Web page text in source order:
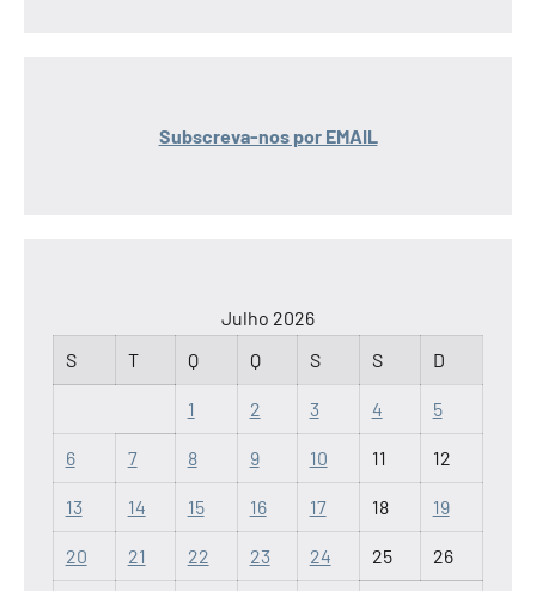
Subscreva-nos por EMAIL
Julho 2026
S
T Q Q S S D
1 2 3 4 5
6 7 8 9 10 11 12
13 14 15 16 17 18 19
20 21 22 23 24 25 26